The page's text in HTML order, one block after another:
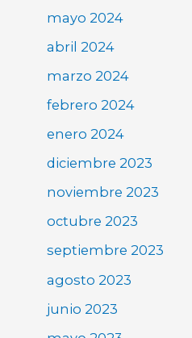
mayo 2024
abril 2024
marzo 2024
febrero 2024
enero 2024
diciembre 2023
noviembre 2023
octubre 2023
septiembre 2023
agosto 2023
junio 2023